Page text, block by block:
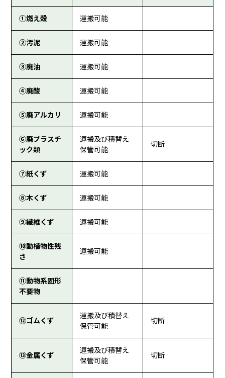
①燃え殻 運搬可能
②汚泥 運搬可能
③廃油 運搬可能
④廃酸 運搬可能
⑤廃アルカリ 運搬可能
⑥廃プラスチ
ック類
運搬及び積替え
保管可能
切断
⑦紙くず 運搬可能
⑧木くず 運搬可能
⑨繊維くず 運搬可能
⑩動植物性残
さ
運搬可能
⑪動物系固形
不要物
⑫ゴムくず
運搬及び積替え
保管可能
切断
⑬金属くず
運搬及び積替え
保管可能
切断